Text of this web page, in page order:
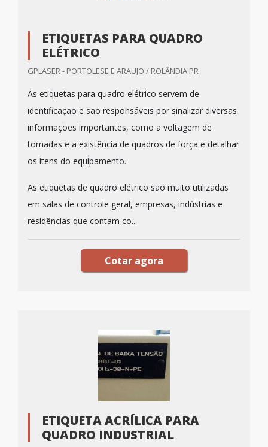
ETIQUETAS PARA QUADRO
ELÉTRICO
GPLASER - PORTOLESE E ARAUJO / ROLÂNDIA PR
As etiquetas para quadro elétrico servem de
identificação e são responsáveis por sinalizar diversas
informações importantes, como a voltagem de
tomadas e a existência de quadros de força e detalhar
os itens do equipamento.
As etiquetas de quadro elétrico são muito utilizadas
em salas de controle geral, empresas, indústrias e
residências que contam co...
Cotar agora
ETIQUETA ACRÍLICA PARA
QUADRO INDUSTRIAL